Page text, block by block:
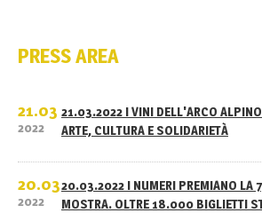
PRESS AREA
21.03
2022
21.03.2022 I VINI DELL'ARCO
ARTE, CULTURA E SOLIDARIETÀ
20.03
2022
20.03.2022 I NUMERI PREMIANO LA
MOSTRA. OLTRE 18.000 BIGLIETTI